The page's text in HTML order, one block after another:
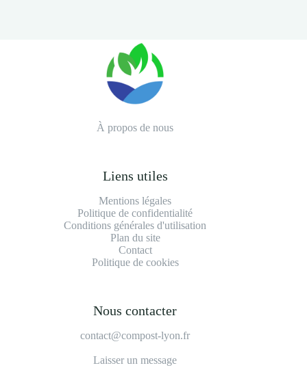
À propos de nous
Liens utiles
Mentions légales
Politique de confidentialité
Conditions générales d'utilisation
Plan du site
Contact
Politique de cookies
Nous contacter
contact@compost-lyon.fr
Laisser un message